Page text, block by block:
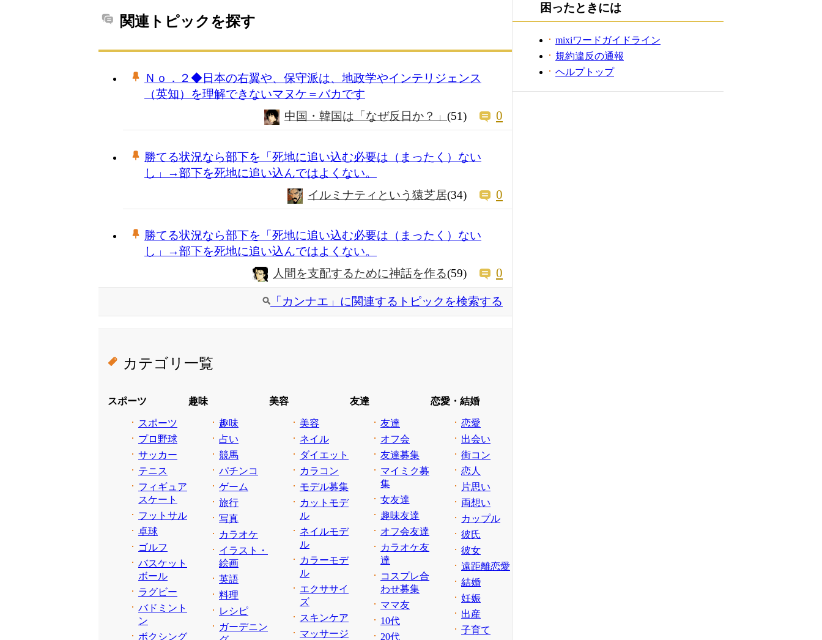
関連トピックを探す
Ｎｏ．２◆日本の右翼や、保守派は、地政学やインテリジェンス
（英知）を理解できないマヌケ＝バカです
中国・韓国は「なぜ反日か？」 (51) 0
勝てる状況なら部下を「死地に追い込む必要は（まったく）ない
し」→部下を死地に追い込んではよくない。
イルミナティという猿芝居(34) 0
勝てる状況なら部下を「死地に追い込む必要は（まったく）ない
し」→部下を死地に追い込んではよくない。
人間を支配するために神話を作る(59) 0
「カンナエ」に関連するトピックを検索する
カテゴリ一覧
スポーツ
スポーツ
プロ野球
サッカー
テニス
フィギュア
スケート
フットサル
卓球
ゴルフ
バスケット
ボール
ラグビー
バドミント
ン
ボクシング
趣味
趣味
占い
競馬
パチンコ
ゲーム
旅行
写真
カラオケ
イラスト・
絵画
英語
料理
レシピ
ガーデニン
美容
美容
ネイル
ダイエット
カラコン
モデル募集
カットモデ
ル
ネイルモデ
ル
カラーモデ
ル
エクササイ
ズ
スキンケア
マッサージ
友達
友達
オフ会
友達募集
マイミク募
集
女友達
趣味友達
オフ会友達
カラオケ友
達
コスプレ合
わせ募集
ママ友
10代
20代
恋愛・結婚
恋愛
出会い
街コン
恋人
片思い
両想い
カップル
彼氏
彼女
遠距離恋愛
結婚
妊娠
出産
子育て
困ったときには
mixiワードガイドライン
規約違反の通報
ヘルプトップ